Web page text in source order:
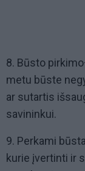
8. Būsto
metu būste
ar sutartis
savininkui.
9. Perkami
kurie įvertinti ir